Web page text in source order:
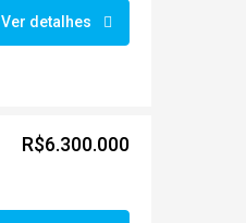
Ver detalhes
R$6.300.000